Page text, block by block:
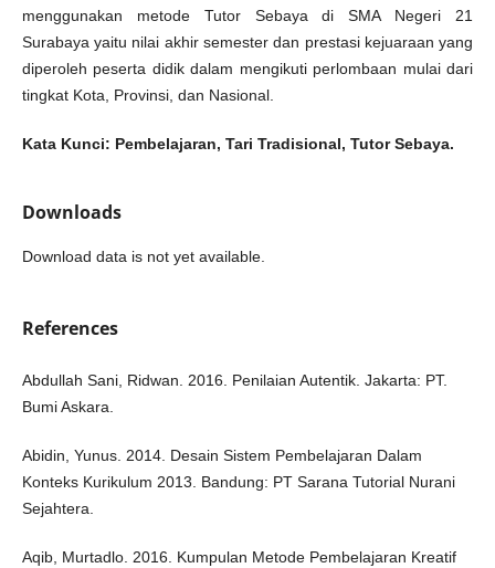
menggunakan metode Tutor Sebaya di SMA Negeri 21
Surabaya yaitu nilai akhir semester dan prestasi kejuaraan yang
diperoleh peserta didik dalam mengikuti perlombaan mulai dari
tingkat Kota, Provinsi, dan Nasional.
Kata Kunci: Pembelajaran, Tari Tradisional, Tutor Sebaya.
Downloads
Download data is not yet available.
References
Abdullah Sani, Ridwan. 2016. Penilaian Autentik. Jakarta: PT.
Bumi Askara.
Abidin, Yunus. 2014. Desain Sistem Pembelajaran Dalam
Konteks Kurikulum 2013. Bandung: PT Sarana Tutorial Nurani
Sejahtera.
Aqib, Murtadlo. 2016. Kumpulan Metode Pembelajaran Kreatif